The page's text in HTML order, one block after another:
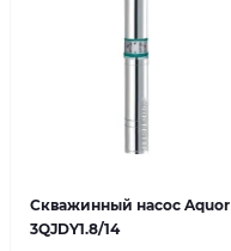
Скважинный насос Aquor
3QJDY1.8/14